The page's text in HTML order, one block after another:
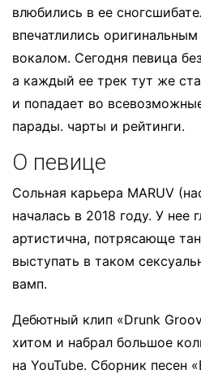
влюбились в ее
впечатлились
вокалом. Сегодня певица
а каждый ее трек тут же
и попадает во
парады. чарты и рейтинги.
О певице
Сольная карьера MARUV
началась в 2018 году. У нее
артистична, потрясающе
выступать в таком
вамп.
Дебютный клип «Drunk
хитом и набрал большое
на YouTube. Сборник песен